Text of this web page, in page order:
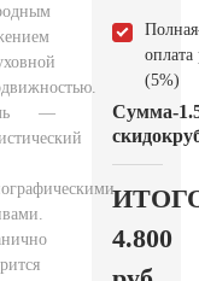
—
Полная
оплата
(5%)
Сумма
скидок
-
4.800